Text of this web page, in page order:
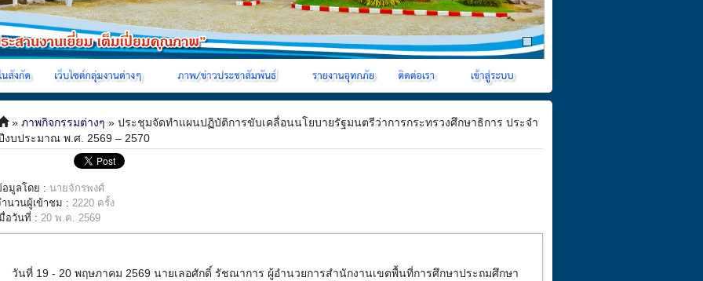
» ภาพกิจกรรมต่างๆ » ประชุมจัดทำแผนปฏิบัติการขับเคลื่อนนโยบายรัฐมนตรีว่าการกระทรวงศึกษาธิการ ประจำ
งบประมาณ พ.ศ. 2569 – 2570
มูลโดย : นายจักรพงศ์
นวนผู้เข้าชม : 2220 ครั้ง
อวันที่ : 20 พ.ค. 2569
วันที่ 19 - 20 พฤษภาคม 2569 นายเลอศักดิ์ รัชณาการ ผู้อำนวยการสำนักงานเขตพื้นที่การศึกษาประถมศึกษา